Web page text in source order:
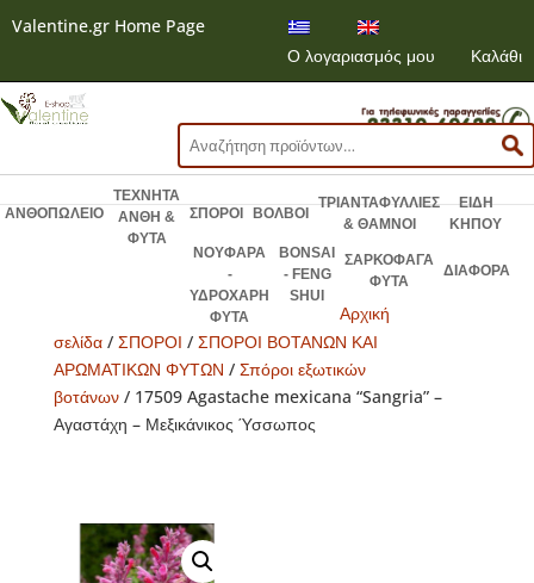
Valentine.gr Home Page
Ο λογαριασμός μου
Καλάθι
Αναζήτηση
για:
ΑΝΘΟΠΩΛΕΙΟ
ΤΕΧΝΗΤΑ
ΑΝΘΗ &
ΦΥΤΑ
ΣΠΟΡΟΙ ΒΟΛΒΟΙ
ΤΡΙΑΝΤΑΦΥΛΛΙΕΣ
& ΘΑΜΝΟΙ
ΕΙΔΗ
ΚΗΠΟΥ
ΝΟΥΦΑΡΑ
-
ΥΔΡΟΧΑΡΗ
ΦΥΤΑ
BONSAI
- FENG
SHUI
ΣΑΡΚΟΦΑΓΑ
ΦΥΤΑ
ΔΙΑΦΟΡΑ
Αρχική
σελίδα/ ΣΠΟΡΟΙ / ΣΠΟΡΟΙ ΒΟΤΑΝΩΝ ΚΑΙ
ΑΡΩΜΑΤΙΚΩΝ ΦΥΤΩΝ / Σπόροι εξωτικών
βοτάνων/ 17509 Agastache mexicana “Sangria” –
Αγαστάχη – Μεξικάνικος Ύσσωπος